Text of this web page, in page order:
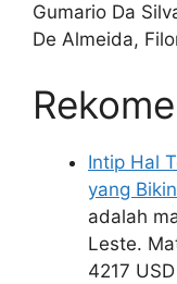
Gumario Da
De Almeida,
Intip Hal
yang
adalah
Leste.
4217